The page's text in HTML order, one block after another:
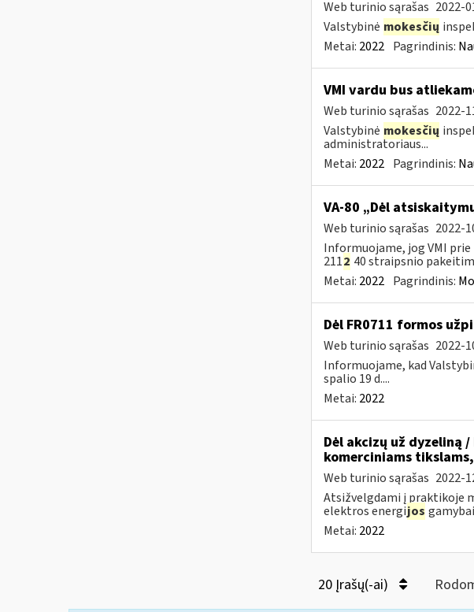
Web turinio sąrašas 2022-
Valstybinė mokesčių
Metai: 2022 Pagrindinis:
VMI vardu bus
Web turinio sąrašas 2022-
Valstybinė mokesčių
administratoriaus...
Metai: 2022 Pagrindinis:
VA-80 „Dėl
Web turinio sąrašas 2022-
Informuojame, jog VMI
2112 40 straipsnio
Metai: 2022 Pagrindinis:
Dėl FR0711 formos
Web turinio sąrašas 2022-
Informuojame, kad
spalio 19 d....
Metai: 2022
Dėl akcizų už dyzeliną
komerciniams
Web turinio sąrašas 2022-
Atsižvelgdami į praktikoje
elektros energijos
Metai: 2022
20 Įrašų(-ai)